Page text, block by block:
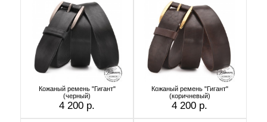
Кожаный ремень "Гигант"
(черный)
4 200 р.
Кожаный ремень "Гигант"
(коричневый)
4 200 р.